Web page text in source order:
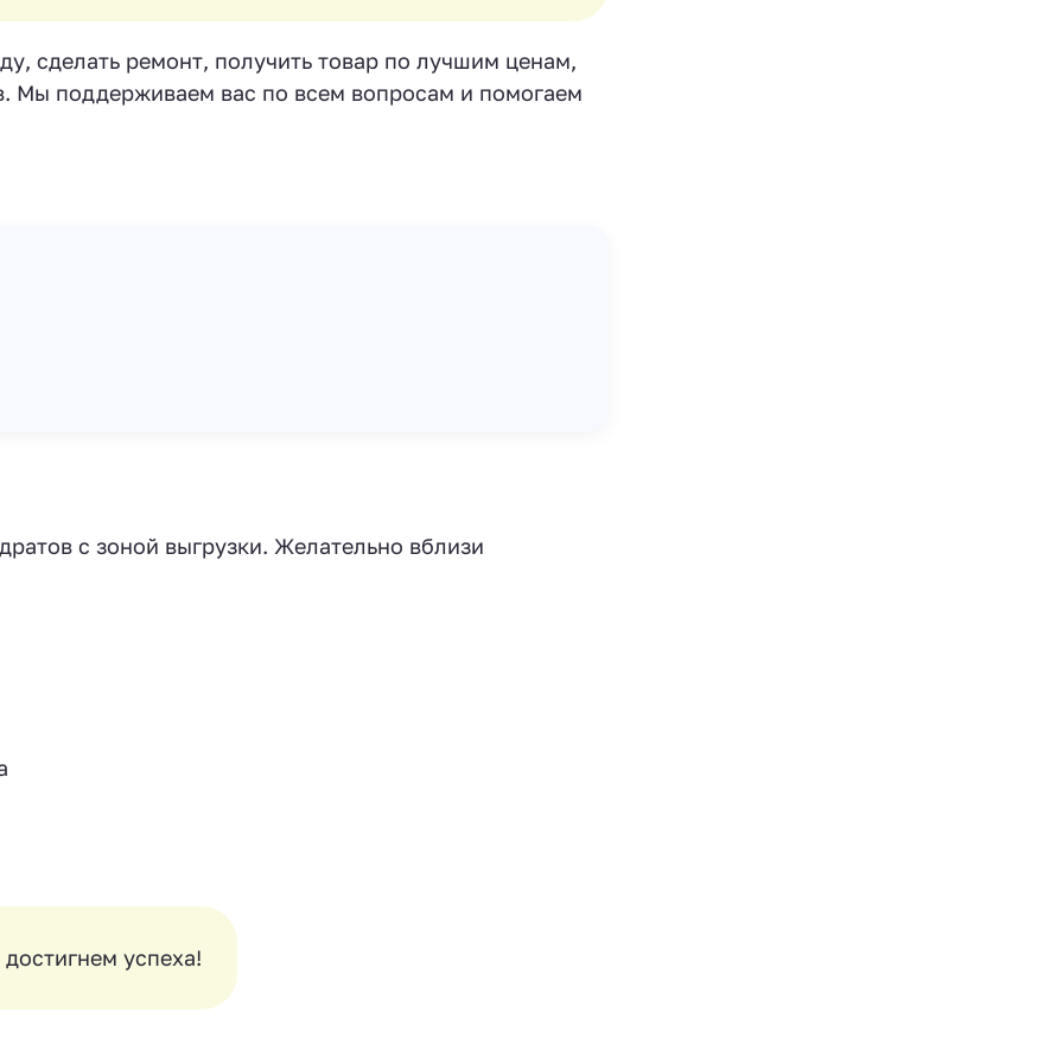
сделать ремонт, получить товар по лучшим ценам,
Мы поддерживаем вас по всем вопросам и помогаем
с зоной выгрузки. Желательно вблизи
успеха!